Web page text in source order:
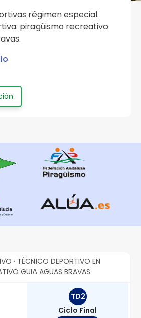
régimen especial.
piragüismo recreativo
· TÉCNICO DEPORTIVO EN
GUIA AGUAS BRAVAS
TD2
Ciclo Final